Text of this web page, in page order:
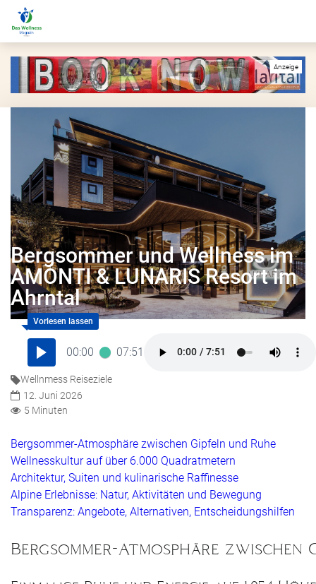
Bergsommer und Wellness im
AMONTI & LUNARIS Resort im
Ahrntal
00:00 07:51
Wellnmess Reiseziele
12. Juni 2026
5 Minuten
Bergsommer-Atmosphäre zwischen Gipfeln und Ruhe
Wellnesskultur auf über 6.000 Quadratmetern
Architektur, Suiten und kulinarische Raffinesse
Alpine Erlebnisse: Natur, Aktivitäten und Bewegung
Transparenz: Angebote, Alternativen, Entscheidungshilfen
Bergsommer-Atmosphäre zwischen